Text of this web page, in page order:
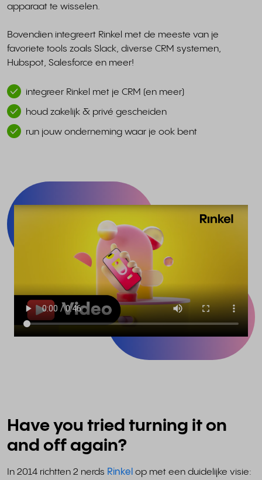
apparaat te wisselen.
Bovendien integreert Rinkel met de meeste van je
favoriete tools zoals Slack, diverse CRM systemen,
Hubspot, Salesforce en meer!
integreer Rinkel met je CRM (en meer)
houd zakelijk & privé gescheiden
run jouw onderneming waar je ook bent
Have you tried turning it on
and off again?
In 2014 richtten 2 nerds Rinkel op met een duidelijke visie: